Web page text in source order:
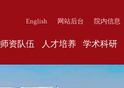
English 网站后台 院内信息
师资队伍 人才培养 学术科研